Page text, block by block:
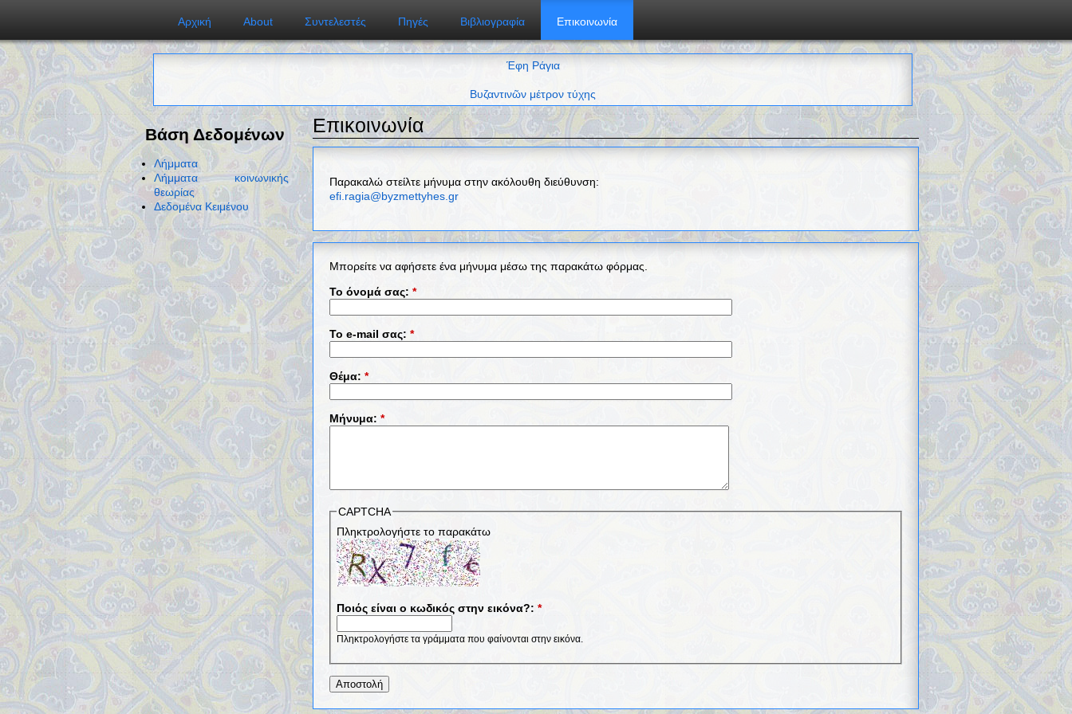
Αρχική About Συντελεστές Πηγές Βιβλιογραφία Επικοινωνία
Επικοινωνία
Παρακαλώ στείλτε μήνυμα στην ακόλουθη διεύθυνση:
efi.ragia@byzmettyhes.gr
Μπορείτε να αφήσετε ένα μήνυμα μέσω της παρακάτω φόρμας.
Το όνομά σας: *
Το e-mail σας: *
Θέμα: *
Μήνυμα: *
CAPTCHA
Πληκτρολογήστε το παρακάτω
Ποιός είναι ο κωδικός στην εικόνα?: *
Πληκτρολογήστε τα γράμματα που φαίνονται στην εικόνα.
Έφη Ράγια
Βυζαντινῶν μέτρον τύχης
Βάση Δεδομένων
Λήμματα
Λήμματα κοινωνικής
θεωρίας
Δεδομένα Κειμένου